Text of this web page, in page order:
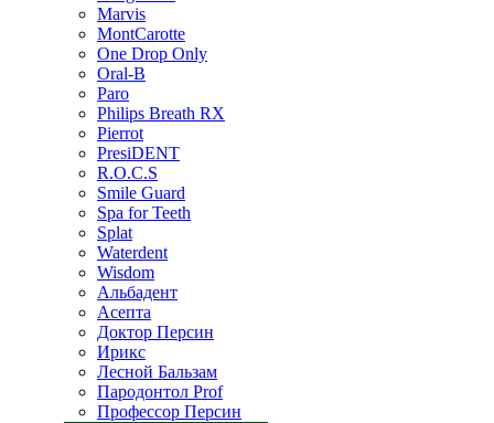
Marvis
MontCarotte
One Drop Only
Oral-B
Paro
Philips Breath RX
Pierrot
PresiDENT
R.O.C.S
Smile Guard
Spa for Teeth
Splat
Waterdent
Wisdom
Альбадент
Асепта
Доктор Персин
Ирикс
Лесной Бальзам
Пародонтол Prof
Профессор Персин